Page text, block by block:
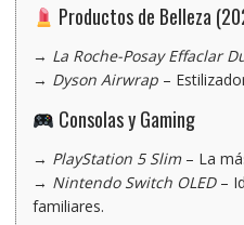
Productos de Belleza
→ La Roche-Posay Effaclar
→ Dyson Airwrap–
Consolas y Gaming
→ PlayStation 5 Slim– La
→ Nintendo Switch OLED–
familiares.